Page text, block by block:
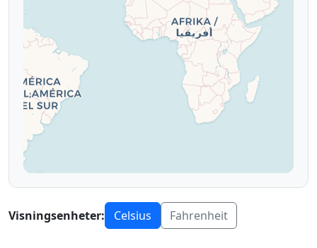
Visningsenheter: Celsius Fahrenheit